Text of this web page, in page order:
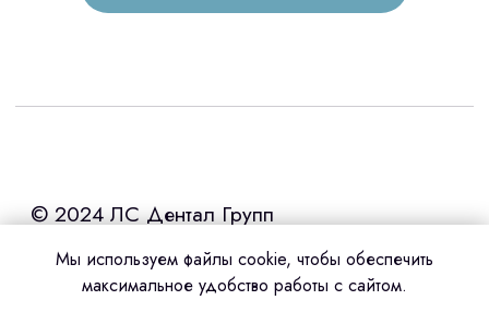
Мы используем файлы cookie, чтобы обеспечить
максимальное удобство работы с сайтом.